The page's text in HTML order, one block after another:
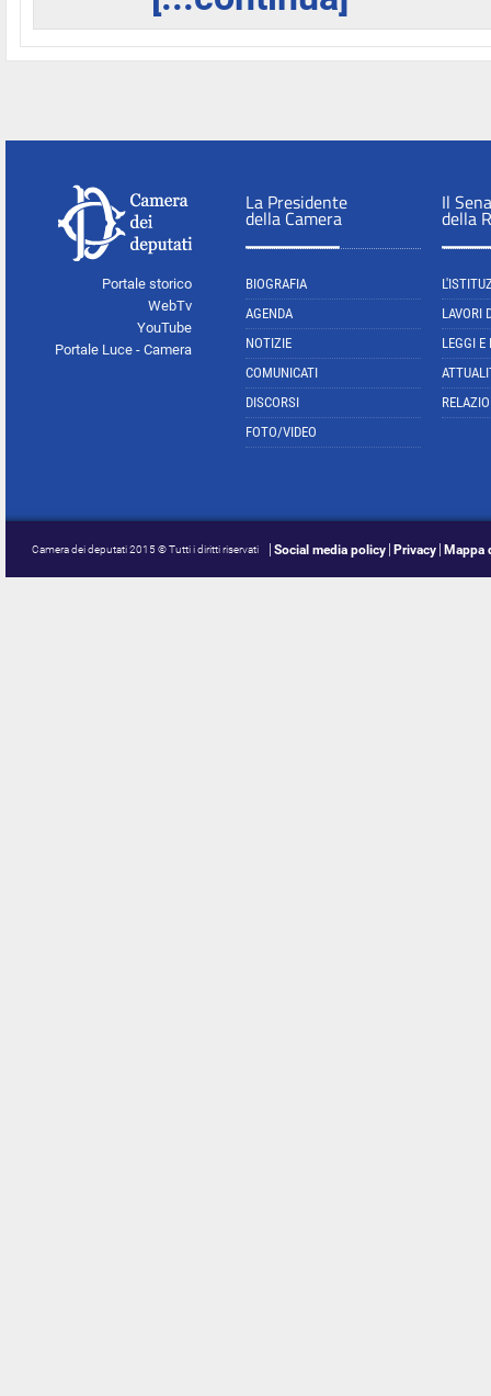
Portale storico
WebTv
YouTube
Portale Luce - Camera
La Presidente
della Camera
BIOGRAFIA
AGENDA
NOTIZIE
COMUNICATI
DISCORSI
FOTO/VIDEO
Il
della
LAVORI
LEGGI E
Camera dei deputati 2015 © Tutti i diritti riservati Social media policy Privacy Mappa